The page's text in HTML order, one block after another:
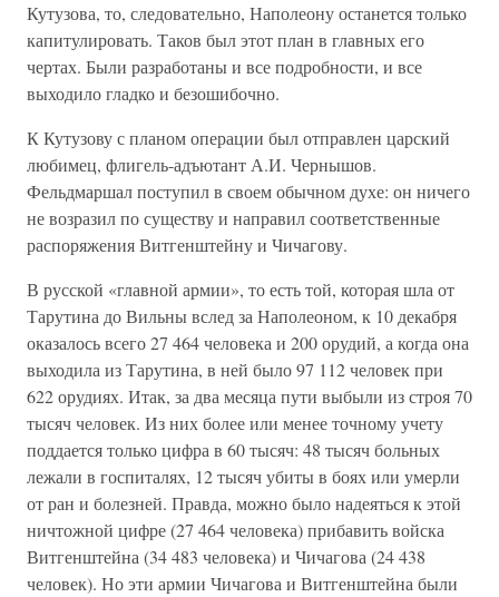
Кутузова, то, следовательно, Наполеону останется только
капитулировать. Таков был этот план в главных его
чертах. Были разработаны и все подробности, и все
выходило гладко и безошибочно.
К Кутузову с планом операции был отправлен царский
любимец, флигель-адъютант А.И. Чернышов.
Фельдмаршал поступил в своем обычном духе: он ничего
не возразил по существу и направил соответственные
распоряжения Витгенштейну и Чичагову.
В русской «главной армии», то есть той, которая шла от
Тарутина до Вильны вслед за Наполеоном, к 10 декабря
оказалось всего 27 464 человека и 200 орудий, а когда она
выходила из Тарутина, в ней было 97 112 человек при
622 орудиях. Итак, за два месяца пути выбыли из строя 70
тысяч человек. Из них более или менее точному учету
поддается только цифра в 60 тысяч: 48 тысяч больных
лежали в госпиталях, 12 тысяч убиты в боях или умерли
от ран и болезней. Правда, можно было надеяться к этой
ничтожной цифре (27 464 человека) прибавить войска
Витгенштейна (34 483 человека) и Чичагова (24 438
человек). Но эти армии Чичагова и Витгенштейна были